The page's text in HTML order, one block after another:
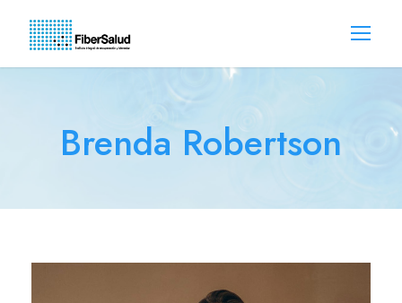
Brenda Robertson